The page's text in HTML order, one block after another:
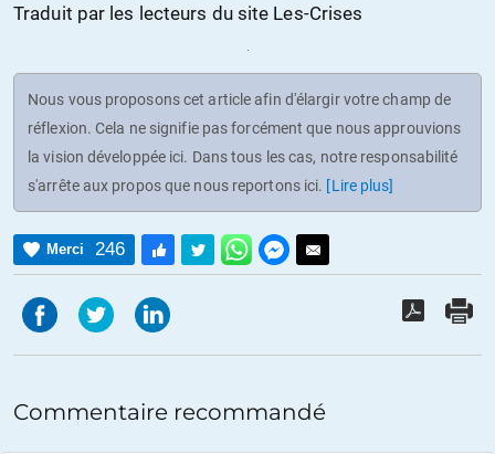
Traduit par les lecteurs du site Les-Crises
Nous vous proposons cet article afin d'élargir votre champ de
réflexion. Cela ne signifie pas forcément que nous approuvions
la vision développée ici. Dans tous les cas, notre responsabilité
s'arrête aux propos que nous reportons ici. [Lire plus]
Merci 246
Commentaire recommandé